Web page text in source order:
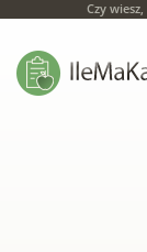
Czy wiesz,